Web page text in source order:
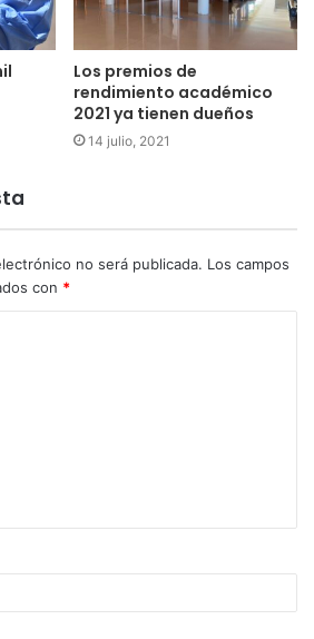
Los premios de
rendimiento académico
2021 ya tienen dueños
14 julio, 2021
no será publicada. Los campos
con *